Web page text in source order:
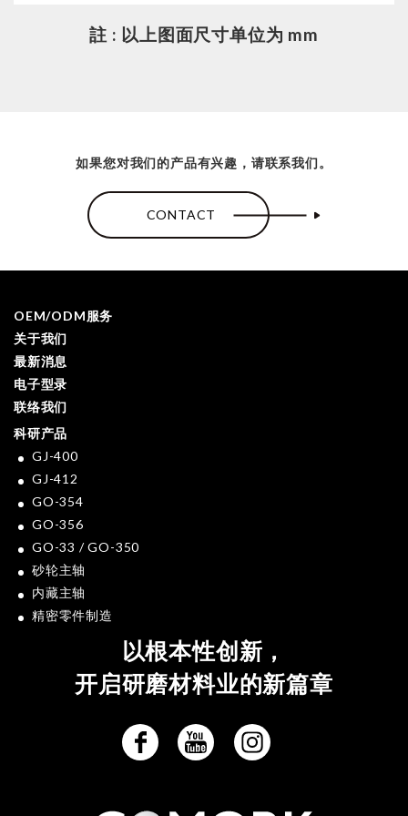
註 : 以上图面尺寸单位为 mm
如果您对我们的产品有兴趣，请联系我们。
CONTACT
OEM/ODM服务
关于我们
最新消息
电子型录
联络我们
科研产品
GJ-400
GJ-412
GO-354
GO-356
GO-33 / GO-350
砂轮主轴
内藏主轴
精密零件制造
以根本性创新，
开启研磨材料业的新篇章